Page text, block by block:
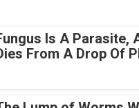
Is A Parasite,
From A Drop Of